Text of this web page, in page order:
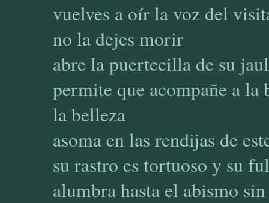
vuelves a oír la voz del
no la dejes morir
abre la puertecilla de su
permite que acompañe a la
la belleza
asoma en las rendijas de
su rastro es tortuoso y su
alumbra hasta el abismo